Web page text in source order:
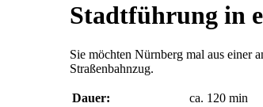
Stadtführung in
Sie möchten Nürnberg mal aus einer
Straßenbahnzug.
Dauer:
ca. 120 min